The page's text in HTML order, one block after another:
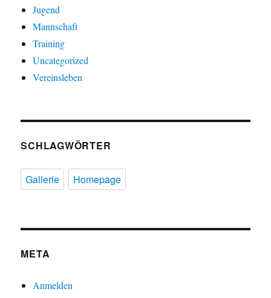
Jugend
Mannschaft
Training
Uncategorized
Vereinsleben
SCHLAGWÖRTER
Gallerie Homepage
META
Anmelden